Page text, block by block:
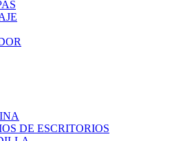
DE ESCRITORIOS